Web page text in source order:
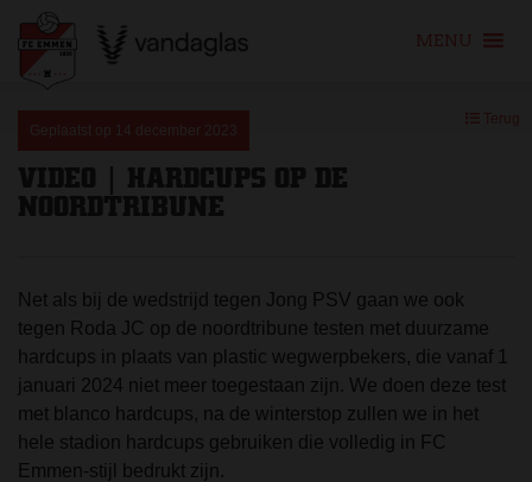
content
MENU
Geplaatst op 14 december 2023
VIDEO | HARDCUPS OP DE
NOORDTRIBUNE
Net als bij de wedstrijd tegen Jong PSV gaan we ook
tegen Roda JC op de noordtribune testen met duurzame
hardcups in plaats van plastic wegwerpbekers, die vanaf 1
januari 2024 niet meer toegestaan zijn. We doen deze test
met blanco hardcups, na de winterstop zullen we in het
hele stadion hardcups gebruiken die volledig in FC
Emmen-stijl bedrukt zijn.